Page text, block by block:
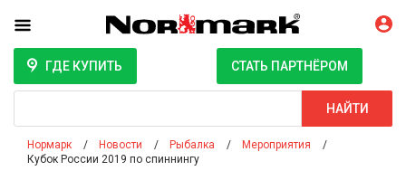
ГДЕ КУПИТЬ СТАТЬ ПАРТНЁРОМ
НАЙТИ
Нормарк Новости Рыбалка
Мероприятия
Кубок России 2019 по спиннингу